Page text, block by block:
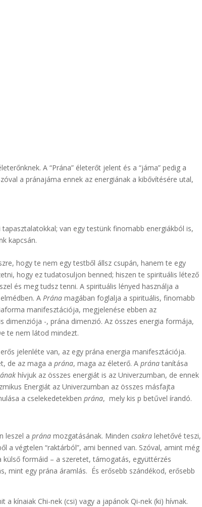
A “Prána” életerőt jelent és a “jáma” pedig a
a pránajáma ennek az energiának a kibővítésére utal,
van egy testünk finomabb energiákból is,
kapcsán.
hogy te nem egy testből állsz csupán, hanem te egy
hogy ez tudatosuljon benned; hiszen te spirituális létező
és meg tudsz tenni. A spirituális lényed használja a
A Pránamagában foglalja a spirituális, finomabb
manifesztációja, megjelenése ebben az
dimenziója -, prána dimenzió. Az összes energia formája,
te nem látod mindezt.
jelenléte van, az egy prána energia manifesztációja.
de az maga aprána, maga az életerő. Apránatanítása
hívjuk az összes energiát is az Univerzumban, de ennek
Energiát az Univerzumban az összes másfajta
a cselekedetekbenprána, mely kis p betűvel írandó.
leszel aprána mozgatásának. Mindencsakra lehetővé teszi,
a végtelen “raktárból”, ami benned van. Szóval, amint még
formáid – a szeretet, támogatás, együttérzés
mint egy prána áramlás. És erősebb szándékod, erősebb
a kínaiak Chi-nek (csi) vagy a japánok Qi-nek (ki) hívnak.